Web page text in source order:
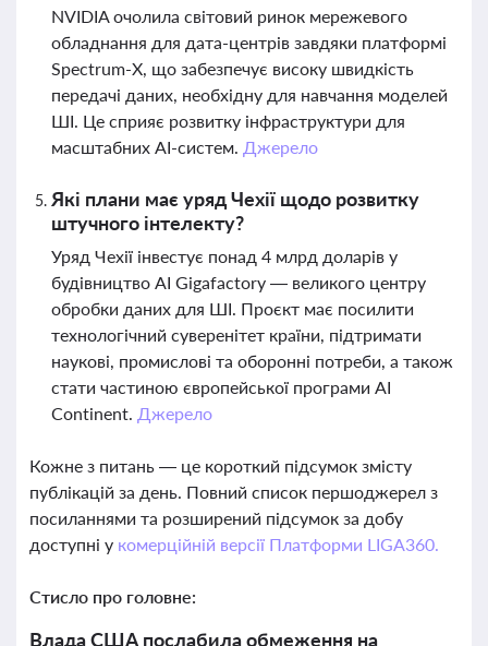
NVIDIA очолила світовий ринок мережевого
обладнання для дата-центрів завдяки платформі
Spectrum-X, що забезпечує високу швидкість
передачі даних, необхідну для навчання моделей
ШІ. Це сприяє розвитку інфраструктури для
масштабних AI-систем. Джерело
Які плани має уряд Чехії щодо розвитку
штучного інтелекту?
Уряд Чехії інвестує понад 4 млрд доларів у
будівництво AI Gigafactory — великого центру
обробки даних для ШІ. Проєкт має посилити
технологічний суверенітет країни, підтримати
наукові, промислові та оборонні потреби, а також
стати частиною європейської програми AI
Continent. Джерело
Кожне з питань — це короткий підсумок змісту
публікацій за день. Повний список першоджерел з
посиланнями та розширений підсумок за добу
доступні у комерційній версії Платформи LIGA360.
Стисло про головне:
Влада США послабила обмеження на